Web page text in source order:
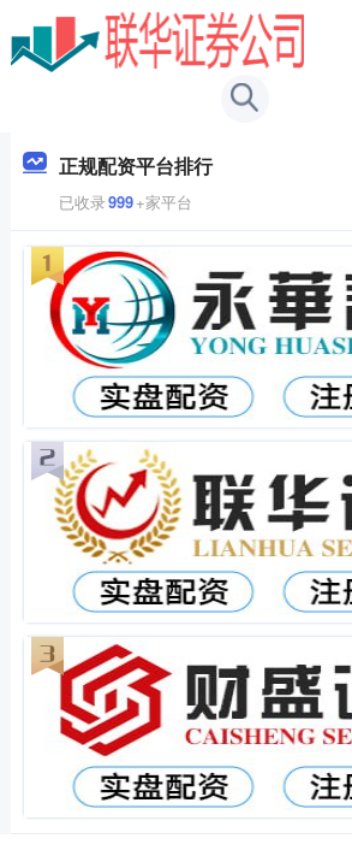
正规配资平台排行
已收录999+家平台